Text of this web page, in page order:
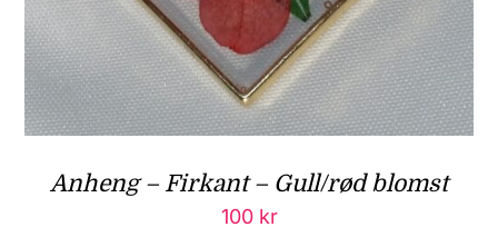
Anheng – Firkant – Gull/rød blomst
100 kr